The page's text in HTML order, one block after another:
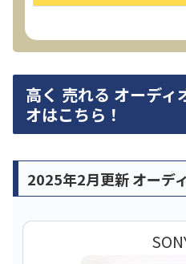
高く 売れる オーディ
オはこちら！
2025年2月更新 オーデ